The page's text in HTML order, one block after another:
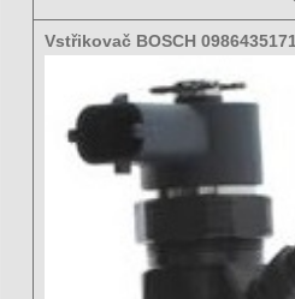
Vstřikovač BOSCH